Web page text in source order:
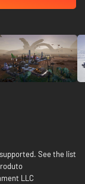
See the list
LLC